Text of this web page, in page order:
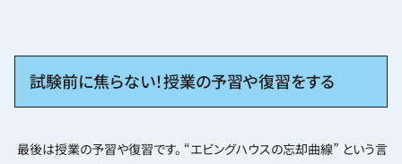
試験前に焦らない！授業の予習や復習をする
最後は授業の予習や復習です。 “エビングハウスの忘却曲線” という言